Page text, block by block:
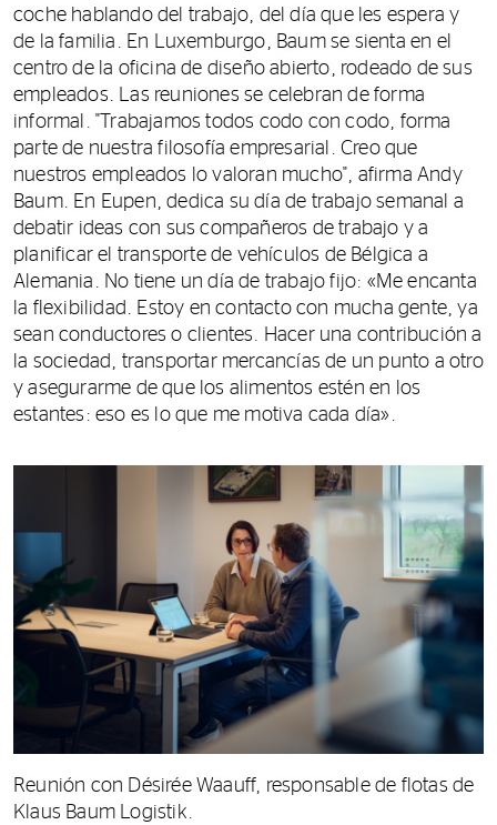
coche hablando del trabajo, del día que les espera y
de la familia. En Luxemburgo, Baum se sienta en el
centro de la oficina de diseño abierto, rodeado de sus
empleados. Las reuniones se celebran de forma
informal. "Trabajamos todos codo con codo, forma
parte de nuestra filosofía empresarial. Creo que
nuestros empleados lo valoran mucho", afirma Andy
Baum. En Eupen, dedica su día de trabajo semanal a
debatir ideas con sus compañeros de trabajo y a
planificar el transporte de vehículos de Bélgica a
Alemania. No tiene un día de trabajo fijo: «Me encanta
la flexibilidad. Estoy en contacto con mucha gente, ya
sean conductores o clientes. Hacer una contribución a
la sociedad, transportar mercancías de un punto a otro
y asegurarme de que los alimentos estén en los
estantes: eso es lo que me motiva cada día».
Reunión con Désirée Waauff, responsable de flotas de
Klaus Baum Logistik.